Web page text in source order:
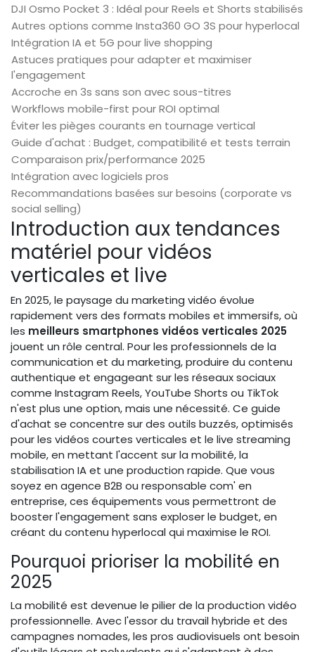
DJI Osmo Pocket 3 : Idéal pour Reels et Shorts stabilisés
Autres options comme Insta360 GO 3S pour hyperlocal
Intégration IA et 5G pour live shopping
Astuces pratiques pour adapter et maximiser
l'engagement
Accroche en 3s sans son avec sous-titres
Workflows mobile-first pour ROI optimal
Éviter les pièges courants en tournage vertical
Guide d'achat : Budget, compatibilité et tests terrain
Comparaison prix/performance 2025
Intégration avec logiciels pros
Recommandations basées sur besoins (corporate vs
social selling)
Introduction aux tendances
matériel pour vidéos
verticales et live
En 2025, le paysage du marketing vidéo évolue
rapidement vers des formats mobiles et immersifs, où
les meilleurs smartphones vidéos verticales 2025
jouent un rôle central. Pour les professionnels de la
communication et du marketing, produire du contenu
authentique et engageant sur les réseaux sociaux
comme Instagram Reels, YouTube Shorts ou TikTok
n'est plus une option, mais une nécessité. Ce guide
d'achat se concentre sur des outils buzzés, optimisés
pour les vidéos courtes verticales et le live streaming
mobile, en mettant l'accent sur la mobilité, la
stabilisation IA et une production rapide. Que vous
soyez en agence B2B ou responsable com' en
entreprise, ces équipements vous permettront de
booster l'engagement sans exploser le budget, en
créant du contenu hyperlocal qui maximise le ROI.
Pourquoi prioriser la mobilité en
2025
La mobilité est devenue le pilier de la production vidéo
professionnelle. Avec l'essor du travail hybride et des
campagnes nomades, les pros audiovisuels ont besoin